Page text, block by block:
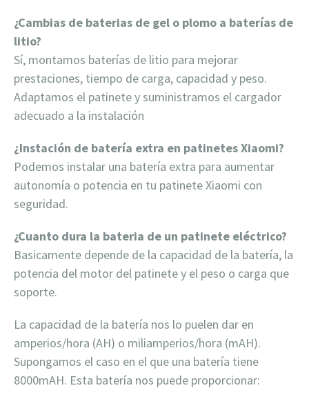
¿Cambias de baterias de gel o plomo a baterías de
litio?
Sí, montamos baterías de litio para mejorar
prestaciones, tiempo de carga, capacidad y peso.
Adaptamos el patinete y suministramos el cargador
adecuado a la instalación
¿Instación de batería extra en patinetes Xiaomi?
Podemos instalar una batería extra para aumentar
autonomía o potencia en tu patinete Xiaomi con
seguridad.
¿Cuanto dura la bateria de un patinete eléctrico?
Basicamente depende de la capacidad de la batería, la
potencia del motor del patinete y el peso o carga que
soporte.
La capacidad de la batería nos lo puelen dar en
amperios/hora (AH) o miliamperios/hora (mAH).
Supongamos el caso en el que una batería tiene
8000mAH. Esta batería nos puede proporcionar: